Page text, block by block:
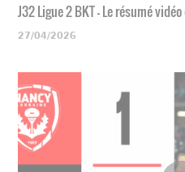
J32 Ligue 2 BKT - Le résumé
27/04/2026